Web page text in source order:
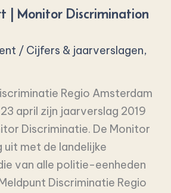
| Monitor Discrimination
/ Cijfers & jaarverslagen,
Regio Amsterdam
april zijn jaarverslag 2019
Discriminatie. De Monitor
met de landelijke
van alle politie-eenheden
Discriminatie Regio